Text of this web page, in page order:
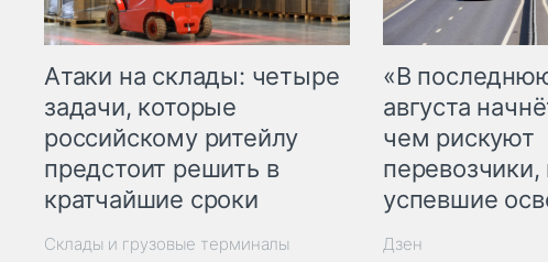
Атаки на склады: четыре
задачи, которые
российскому ритейлу
предстоит решить в
кратчайшие сроки
Склады и грузовые терминалы
«В
августа
чем рискуют
перевозчики,
успевшие
Дзен